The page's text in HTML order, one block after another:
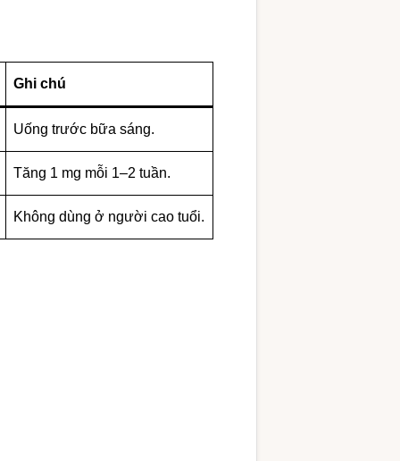
Ghi chú
Uống trước bữa sáng.
Tăng 1 mg mỗi 1–2 tuần.
Không dùng ở người cao tuổi.